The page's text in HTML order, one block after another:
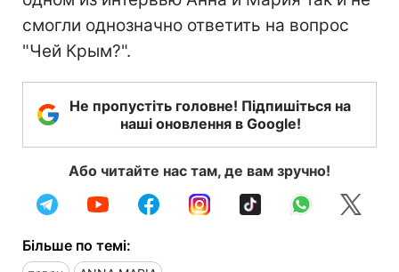
смогли однозначно ответить на вопрос
"Чей Крым?".
Не пропустіть головне! Підпишіться на
наші оновлення в Google!
Або читайте нас там, де вам зручно!
Більше по темі: